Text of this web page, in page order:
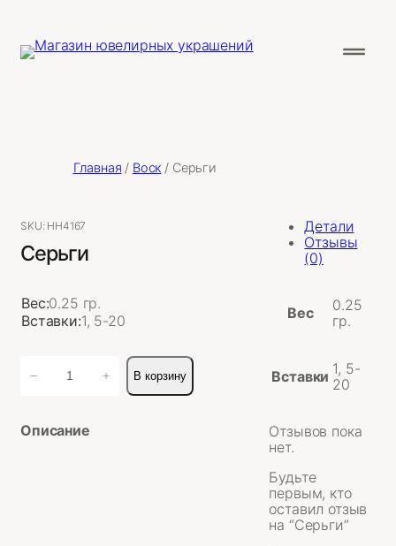
Главная / Воск / Серьги
SKU: НН4167
Серьги
Вес:0.25 гр.
Вставки:1, 5-20
товара
− + В корзину
Описание
Детали
Отзывы
(0)
Вес
0.25
гр.
Вставки 1, 5-
20
Отзывов пока
нет.
Будьте
первым, кто
оставил отзыв
на “Серьги”